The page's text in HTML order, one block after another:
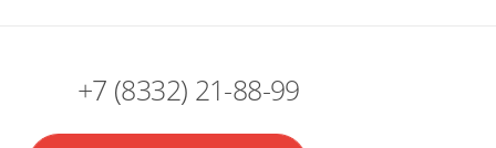
+7 (8332) 21-88-99